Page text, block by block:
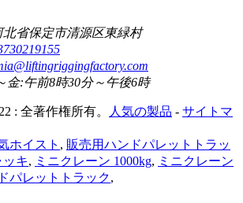
北省保定市清源区東緑村
金:午前8時30分～午後6時
: 全著作権所有。 人気の製品 - サイトマ
ホイスト , 販売用ハンドパレットトラッ
キ, ミニクレーン 1000kg, ミニクレーン
パレットトラック,